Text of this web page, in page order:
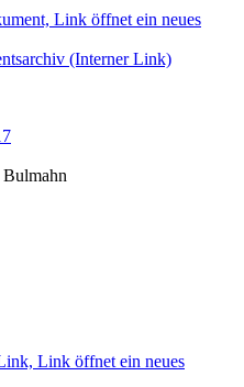
Link öffnet ein neues
(Interner Link)
Link öffnet ein neues